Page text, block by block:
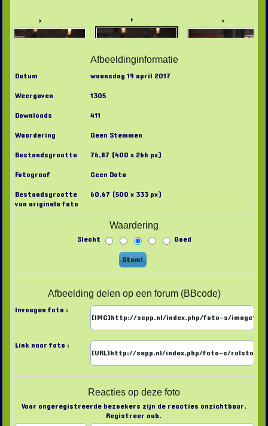
Afbeeldinginformatie
Datum
woensdag 19 april 2017
Weergaven
1305
Downloads
411
Waardering
Geen Stemmen
Bestandsgrootte
76,87 (400 x 266 px)
Fotograaf
Geen Data
Bestandsgrootte
van originele foto
60,67 (500 x 333 px)
Waardering
Slecht Goed
Afbeelding delen op een forum (BBcode)
Invoegen foto :
Link naar foto :
Reacties op deze foto
Voor ongeregistreerde bezoekers zijn de reacties onzichtbaar.
Registreer aub.